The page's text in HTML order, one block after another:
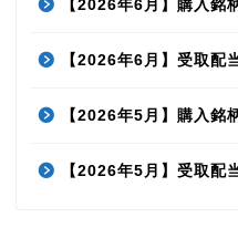
【2026年6月】購入銘
【2026年6月】受取配
【2026年5月】購入銘
【2026年5月】受取配